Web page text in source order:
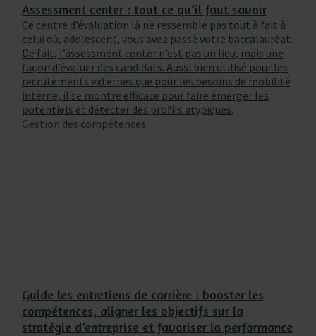
Assessment center : tout ce qu’il faut savoir
Ce centre d’évaluation là ne ressemble pas tout à fait à
celui où, adolescent, vous avez passé votre baccalauréat.
De fait, l’assessment center n’est pas un lieu, mais une
façon d’évaluer des candidats. Aussi bien utilisé pour les
recrutements externes que pour les besoins de mobilité
interne, il se montre efficace pour faire émerger les
potentiels et détecter des profils atypiques.
Gestion des compétences
Guide les entretiens de carrière : booster les
compétences, aligner les objectifs sur la
stratégie d’entreprise et favoriser la performance